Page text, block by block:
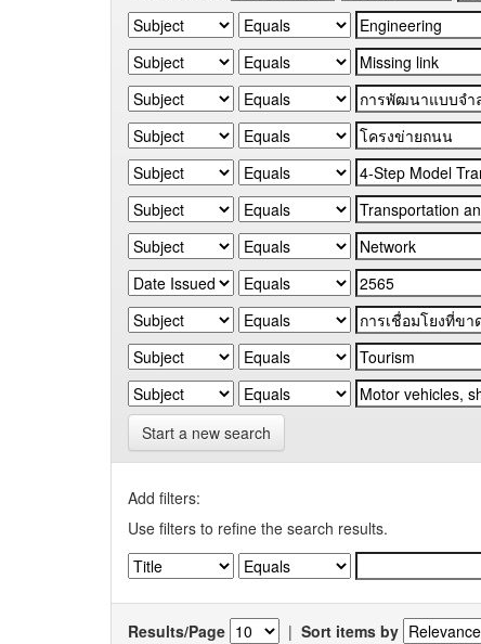
Start a new search
Add filters:
Use filters to refine the search results.
Results/Page | Sort items by